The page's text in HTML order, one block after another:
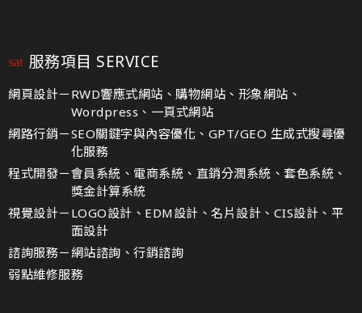
服務項目 SERVICE
網頁設計－ RWD響應式網站、購物網站、形象網站、
Wordpress、一頁式網站
網路行銷－SEO關鍵字與內容優化、GPT/GEO 生成式搜尋優
化服務
程式開發－會員系統、電商系統、直銷分潤系統、套色系統、
獎金計算系統
視覺設計－ LOGO設計、EDM設計、名片設計、CIS設計、平
面設計
諮詢服務－網站諮詢、行銷諮詢
弱點維修服務